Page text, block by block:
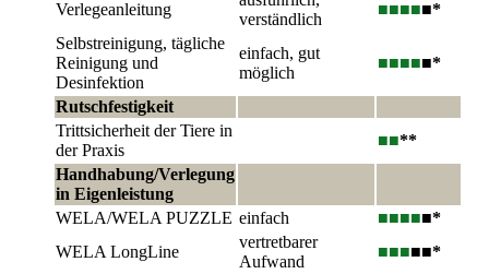
Verlegeanleitung
verständlich
■■■■■*
Selbstreinigung, tägliche
Reinigung und
Desinfektion
einfach, gut
möglich
■■■■■*
Rutschfestigkeit
Trittsicherheit der Tiere in
der Praxis
■■**
Handhabung/Verlegung
in Eigenleistung
WELA/WELA PUZZLE einfach ■■■■■*
WELA LongLine
vertretbarer
Aufwand
■■■■■*